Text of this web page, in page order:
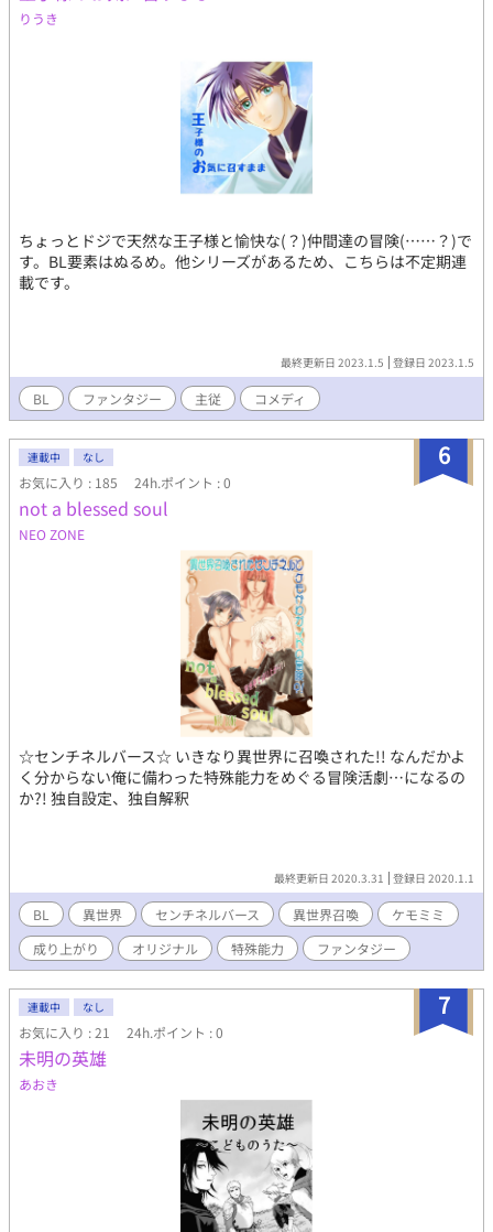
りうき
ちょっとドジで天然な王子様と愉快な(？)仲間達の冒険(……？)で
す。BL要素はぬるめ。他シリーズがあるため、こちらは不定期連
載です。
最終更新日 2023.1.5 登録日 2023.1.5
BL ファンタジー 主従 コメディ
6
連載中 なし
お気に入り : 185 24h.ポイント : 0
not a blessed soul
NEO ZONE
☆センチネルバース☆ いきなり異世界に召喚された!! なんだかよ
く分からない俺に備わった特殊能力をめぐる冒険活劇…になるの
か?! 独自設定、独自解釈
最終更新日 2020.3.31 登録日 2020.1.1
BL 異世界 センチネルバース 異世界召喚
ケモミミ
成り上がり
オリジナル 特殊能力 ファンタジー
7
連載中 なし
お気に入り : 21 24h.ポイント : 0
未明の英雄
あおき